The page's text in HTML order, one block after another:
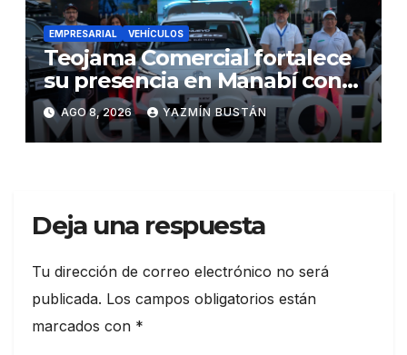
EMPRESARIAL VEHÍCULOS
Teojama Comercial fortalece
su presencia en Manabí con
una apuesta por la movilidad
híbrida y eléctrica durante
ExpoAuto del Pacífico 2026
AGO 8, 2026 YAZMÍN BUSTÁN
Deja una respuesta
Tu dirección de correo electrónico no será
publicada. Los campos obligatorios están
marcados con *